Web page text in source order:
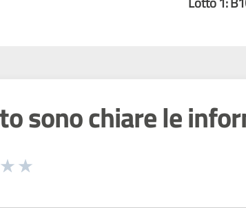
sono chiare le
una valutazione da 1 a 5 stelle